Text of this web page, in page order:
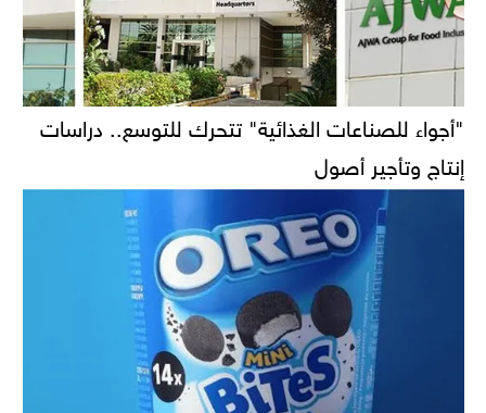
"أجواء للصناعات الغذائية" تتحرك للتوسع.. دراسات
إنتاج وتأجير أصول